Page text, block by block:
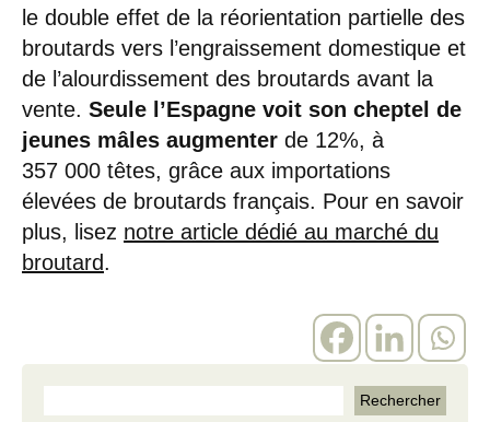
le double effet de la réorientation partielle des
broutards vers l’engraissement domestique et
de l’alourdissement des broutards avant la
vente. Seule l’Espagne voit son cheptel de
jeunes mâles augmenter de 12%, à
357 000 têtes, grâce aux importations
élevées de broutards français. Pour en savoir
plus, lisez notre article dédié au marché du
broutard.